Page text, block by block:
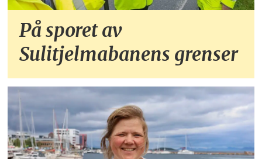
På sporet av
Sulitjelmabanens grenser